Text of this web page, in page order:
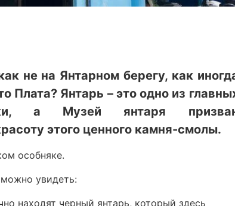
не на Янтарном берегу, как
Плата? Янтарь – это одно из
а Музей янтаря
этого ценного камня-смолы.
особняке.
увидеть:
находят черный янтарь, который здесь